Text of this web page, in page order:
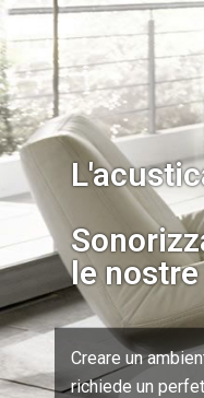
le
Creare un
richiede un